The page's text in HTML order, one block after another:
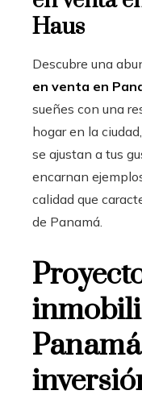
Haus
Descubre una
en venta en
sueñes con una
hogar en la
se ajustan a tus
encarnan
calidad que
de Panamá.